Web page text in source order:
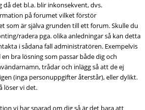
det bl.a. blir inkonsekvent, dvs.
på forumet vilket förstör
som är själva grunden till ett forum. Skulle du
radera pga. olika anledningar så kan detta
i sådana fall administratören. Exempelvis
bra lösning som passar både dig och
trådar och inlägg så att de ej
(inga personuppgifter återstår), eller dylikt.
löser vi det.
vi har sparad om dig så är det bara att